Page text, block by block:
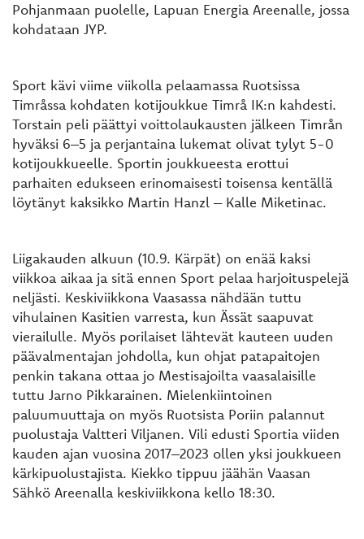
Pohjanmaan puolelle, Lapuan Energia Areenalle, jossa
kohdataan JYP.
Sport kävi viime viikolla pelaamassa Ruotsissa
Timråssa kohdaten kotijoukkue Timrå IK:n kahdesti.
Torstain peli päättyi voittolaukausten jälkeen Timrån
hyväksi 6–5 ja perjantaina lukemat olivat tylyt 5-0
kotijoukkueelle. Sportin joukkueesta erottui
parhaiten edukseen erinomaisesti toisensa kentällä
löytänyt kaksikko Martin Hanzl – Kalle Miketinac.
Liigakauden alkuun (10.9. Kärpät) on enää kaksi
viikkoa aikaa ja sitä ennen Sport pelaa harjoituspelejä
neljästi. Keskiviikkona Vaasassa nähdään tuttu
vihulainen Kasitien varresta, kun Ässät saapuvat
vierailulle. Myös porilaiset lähtevät kauteen uuden
päävalmentajan johdolla, kun ohjat patapaitojen
penkin takana ottaa jo Mestisajoilta vaasalaisille
tuttu Jarno Pikkarainen. Mielenkiintoinen
paluumuuttaja on myös Ruotsista Poriin palannut
puolustaja Valtteri Viljanen. Vili edusti Sportia viiden
kauden ajan vuosina 2017–2023 ollen yksi joukkueen
kärkipuolustajista. Kiekko tippuu jäähän Vaasan
Sähkö Areenalla keskiviikkona kello 18:30.